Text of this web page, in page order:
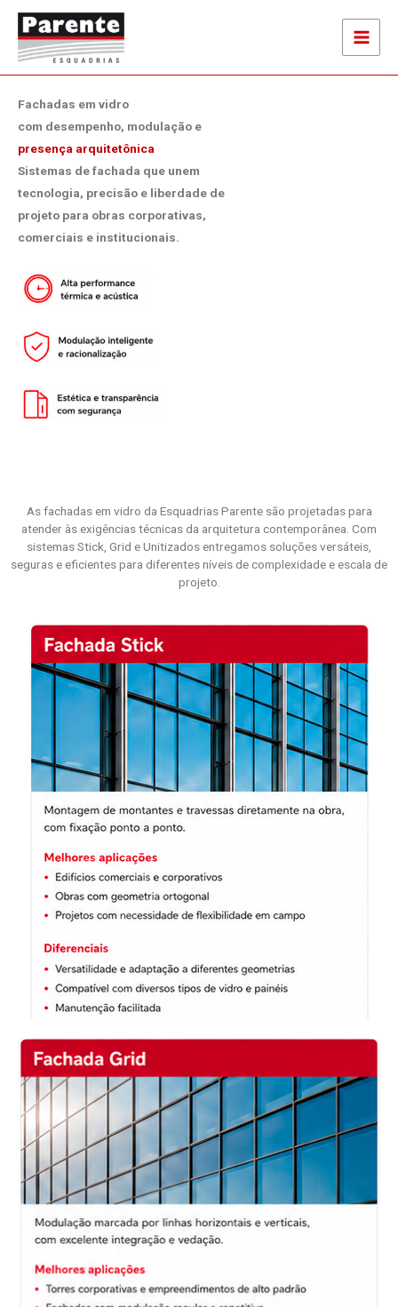
conteúdo
Fachadas em vidro
com desempenho, modulação e
presença arquitetônica
Sistemas de fachada que unem
tecnologia, precisão e liberdade de
projeto para obras corporativas,
comerciais e institucionais.
As fachadas em vidro da Esquadrias Parente são projetadas para
atender às exigências técnicas da arquitetura contemporânea. Com
sistemas Stick, Grid e Unitizados entregamos soluções versáteis,
seguras e eficientes para diferentes níveis de complexidade e escala de
projeto.